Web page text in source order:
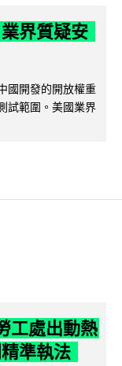
界質疑安
國開發的開放權重
試範圍。美國業界
工處出動熱
準執法